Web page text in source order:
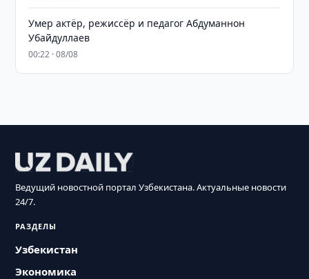
Умер актёр, режиссёр и педагог Абдуманнон
Убайдуллаев
00:22 · 08/08
Ведущий новостной портал Узбекистана. Актуальные новости
24/7.
РАЗДЕЛЫ
Узбекистан
Экономика